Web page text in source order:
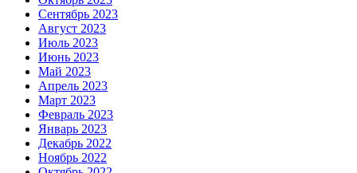
Сентябрь 2023
Август 2023
Июль 2023
Июнь 2023
Май 2023
Апрель 2023
Март 2023
Февраль 2023
Январь 2023
Декабрь 2022
Ноябрь 2022